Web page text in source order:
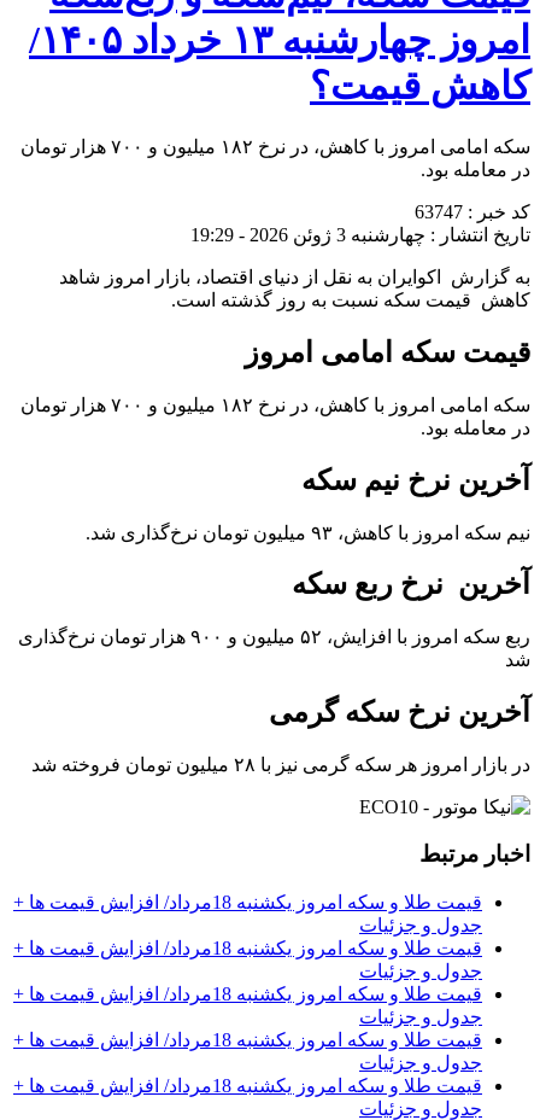
امروز چهارشنبه ۱۳ خرداد ۱۴۰۵/
کاهش قیمت؟
سکه امامی امروز با کاهش، در نرخ ۱۸۲ میلیون و ۷۰۰ هزار تومان
در معامله بود.
کد خبر : 63747
تاریخ انتشار : چهارشنبه 3 ژوئن 2026 - 19:29
به گزارش اکوایران به نقل از دنیای اقتصاد، بازار امروز شاهد
کاهش قیمت سکه نسبت به روز گذشته است.
قیمت سکه امامی امروز
سکه امامی امروز با کاهش، در نرخ ۱۸۲ میلیون و ۷۰۰ هزار تومان
در معامله بود.
آخرین نرخ نیم سکه
نیم سکه امروز با کاهش، ۹۳ میلیون تومان نرخ‌گذاری شد.
آخرین نرخ ربع سکه
ربع سکه امروز با افزایش، ۵۲ میلیون و ۹۰۰ هزار تومان نرخ‌گذاری
شد
آخرین نرخ سکه گرمی
در بازار امروز هر سکه گرمی نیز با ۲۸ میلیون تومان فروخته شد
اخبار مرتبط
قیمت طلا و سکه امروز یکشنبه 18مرداد/ افزایش قیمت ها +
جدول و جزئیات
قیمت طلا و سکه امروز یکشنبه 18مرداد/ افزایش قیمت ها +
جدول و جزئیات
قیمت طلا و سکه امروز یکشنبه 18مرداد/ افزایش قیمت ها +
جدول و جزئیات
قیمت طلا و سکه امروز یکشنبه 18مرداد/ افزایش قیمت ها +
جدول و جزئیات
قیمت طلا و سکه امروز یکشنبه 18مرداد/ افزایش قیمت ها +
جدول و جزئیات